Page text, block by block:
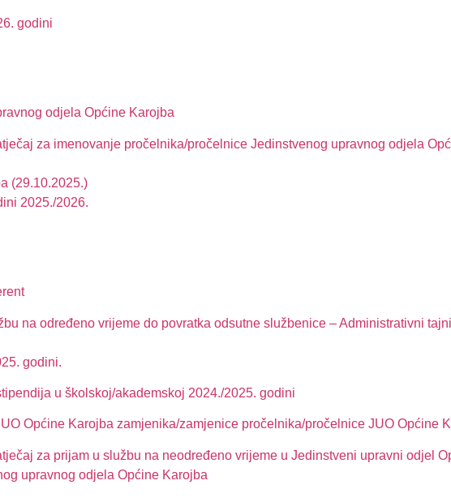
godini
odjela Općine Karojba
za imenovanje pročelnika/pročelnice Jedinstvenog upravnog odjela
(29.10.2025.)
2025./2026.
na određeno vrijeme do povratka odsutne službenice – Administrativni
godini.
u školskoj/akademskoj 2024./2025. godini
Općine Karojba zamjenika/zamjenice pročelnika/pročelnice JUO Općine
za prijam u službu na neodređeno vrijeme u Jedinstveni upravni odjel
upravnog odjela Općine Karojba